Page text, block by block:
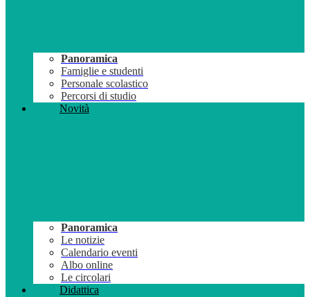
Panoramica
Famiglie e studenti
Personale scolastico
Percorsi di studio
Novità
Panoramica
Le notizie
Calendario eventi
Albo online
Le circolari
Didattica